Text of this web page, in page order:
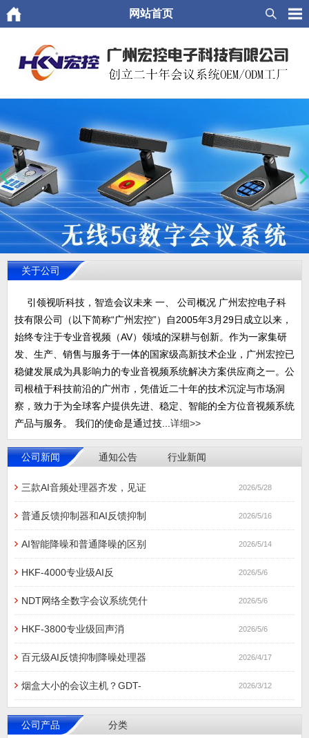
网站首页
关于公司
引领视听科技，智造会议未来 一、 公司概况 广州宏控电子科
技有限公司（以下简称“广州宏控”）自2005年3月29日成立以来，
始终专注于专业音视频（AV）领域的深耕与创新。作为一家集研
发、生产、销售与服务于一体的国家级高新技术企业，广州宏控已
稳健发展成为具影响力的专业音视频系统解决方案供应商之一。公
司根植于科技前沿的广州市，凭借近二十年的技术沉淀与市场洞
察，致力于为全球客户提供先进、稳定、智能的全方位音视频系统
产品与服务。 我们的使命是通过技... 详细>>
公司新闻 通知公告 行业新闻
三款AI音频处理器齐发，见证 2026/5/28
普通反馈抑制器和AI反馈抑制 2026/5/16
AI智能降噪和普通降噪的区别 2026/5/14
HKF-4000专业级AI反 2026/5/6
NDT网络全数字会议系统凭什 2026/5/6
HKF-3800专业级回声消 2026/5/6
百元级AI反馈抑制降噪处理器 2026/4/17
烟盒大小的会议主机？GDT- 2026/3/12
公司产品 分类